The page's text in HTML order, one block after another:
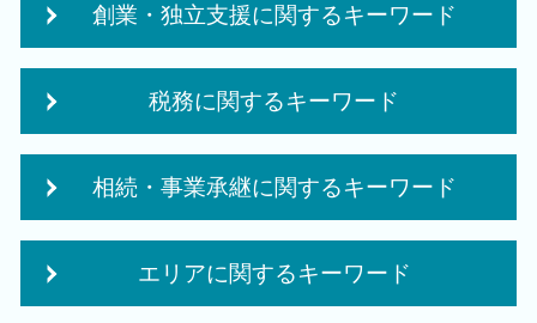
創業・独立支援に関するキーワード
法人化 タイミング
創業 融資 税理士
株式会社 設立 条件
会社設立 資本金
税務に関するキーワード
税理士 巡回監査
法人税 中間納付
税務 申告書 決算書
相続・事業承継に関するキーワード
自社株 評価エリアに関するキーワード